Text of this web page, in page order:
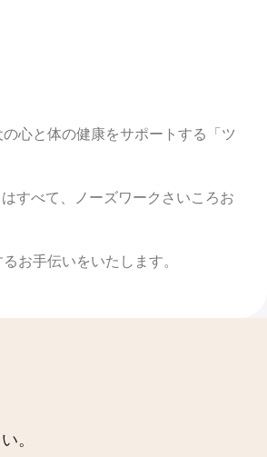
心と体の健康をサポートする「ツ
すべて、ノーズワークさいころお
お手伝いをいたします。
。